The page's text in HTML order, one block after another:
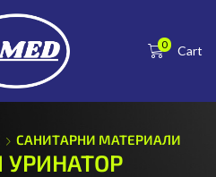
0 Cart
САНИТАРНИ МАТЕРИАЛИ